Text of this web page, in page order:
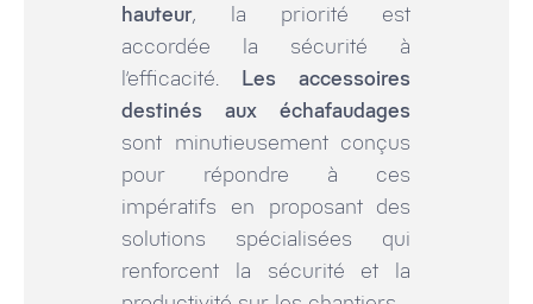
hauteur, la priorité est
accordée la sécurité à
l’efficacité. Les accessoires
destinés aux échafaudages
sont minutieusement conçus
pour répondre à ces
impératifs en proposant des
solutions spécialisées qui
renforcent la sécurité et la